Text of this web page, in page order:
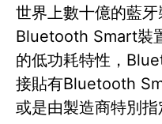
世界上數十億的藍
Bluetooth Smart裝
的低功耗特性，
接貼有Bluetooth
或是由製造商特別指